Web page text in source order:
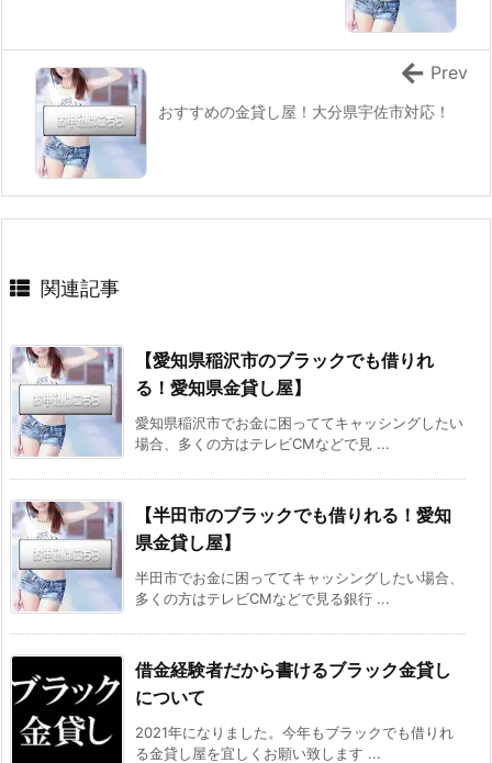
おすすめの金貸し屋！大分県宇佐市対応！
Prev
関連記事
【愛知県稲沢市のブラックでも借りれ
る！愛知県金貸し屋】
愛知県稲沢市でお金に困っててキャッシングしたい
場合、多くの方はテレビCMなどで見 ...
【半田市のブラックでも借りれる！愛知
県金貸し屋】
半田市でお金に困っててキャッシングしたい場合、
多くの方はテレビCMなどで見る銀行 ...
借金経験者だから書けるブラック金貸し
について
2021年になりました。今年もブラックでも借りれ
る金貸し屋を宜しくお願い致します ...